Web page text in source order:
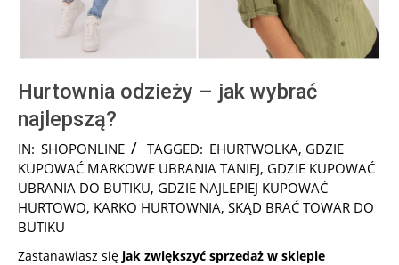
Hurtownia odzieży – jak wybrać
najlepszą?
2025-
05-
09
IN: SHOPONLINE TAGGED: EHURTWOLKA, GDZIE
KUPOWAĆ MARKOWE UBRANIA TANIEJ, GDZIE KUPOWAĆ
UBRANIA DO BUTIKU, GDZIE NAJLEPIEJ KUPOWAĆ
HURTOWO, KARKO HURTOWNIA, SKĄD BRAĆ TOWAR DO
BUTIKU
Zastanawiasz się jak zwiększyć sprzedaż w sklepie